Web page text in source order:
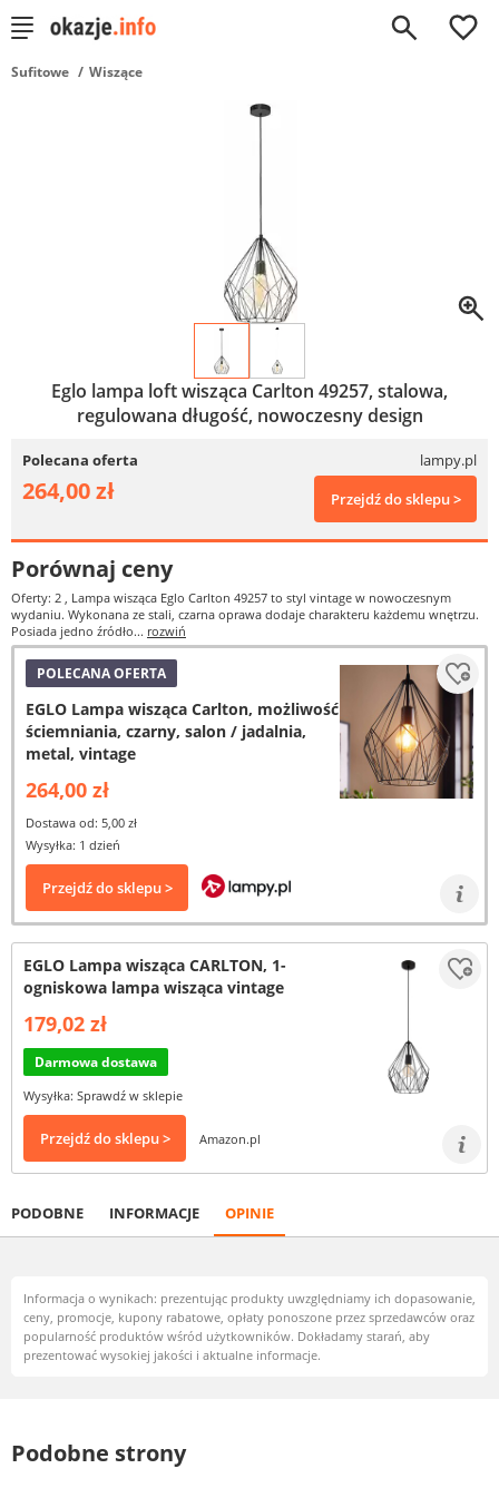
0
Sufitowe Wiszące
Eglo lampa loft wisząca Carlton 49257, stalowa,
regulowana długość, nowoczesny design
Polecana oferta lampy.pl
264,00 zł Przejdź do sklepu >
Porównaj ceny
Oferty: 2 , Lampa wisząca Eglo Carlton 49257 to styl vintage w nowoczesnym
wydaniu. Wykonana ze stali, czarna oprawa dodaje charakteru każdemu wnętrzu.
Posiada jedno źródło... rozwiń
POLECANA OFERTA
EGLO Lampa wisząca Carlton, możliwość
ściemniania, czarny, salon / jadalnia,
metal, vintage
264,00 zł
Dostawa od: 5,00 zł
Wysyłka: 1 dzień
Przejdź do sklepu >
EGLO Lampa wisząca CARLTON, 1-
ogniskowa lampa wisząca vintage
179,02 zł
Darmowa dostawa
Wysyłka: Sprawdź w sklepie
Przejdź do sklepu > Amazon.pl
PODOBNE INFORMACJE OPINIE
Informacja o wynikach: prezentując produkty uwzględniamy ich dopasowanie,
ceny, promocje, kupony rabatowe, opłaty ponoszone przez sprzedawców oraz
popularność produktów wśród użytkowników. Dokładamy starań, aby
prezentować wysokiej jakości i aktualne informacje.
Podobne strony